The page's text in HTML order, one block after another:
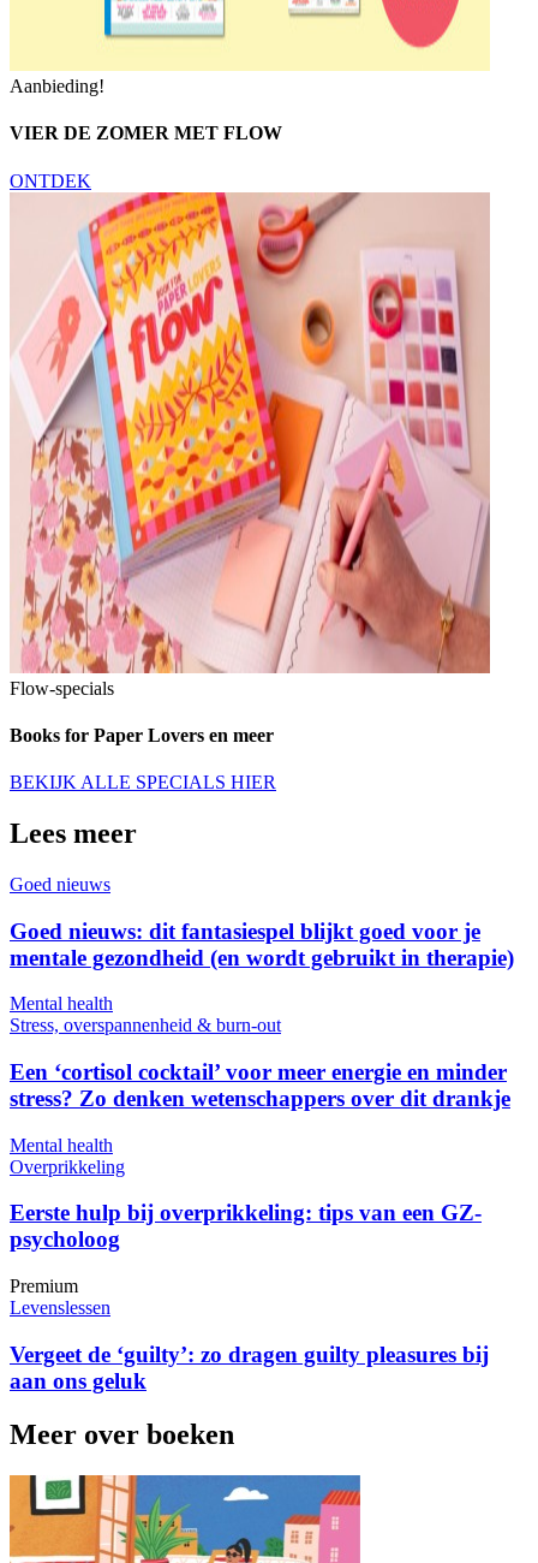
Aanbieding!
VIER DE ZOMER MET FLOW
ONTDEK
Flow-specials
Books for Paper Lovers en meer
BEKIJK ALLE SPECIALS HIER
Lees meer
Goed nieuws
Goed nieuws: dit fantasiespel blijkt goed voor je
mentale gezondheid (en wordt gebruikt in therapie)
Mental health
Stress, overspannenheid & burn-out
Een ‘cortisol cocktail’ voor meer energie en minder
stress? Zo denken wetenschappers over dit drankje
Mental health
Overprikkeling
Eerste hulp bij overprikkeling: tips van een GZ-
psycholoog
Premium
Levenslessen
Vergeet de ‘guilty’: zo dragen guilty pleasures bij
aan ons geluk
Meer over boeken